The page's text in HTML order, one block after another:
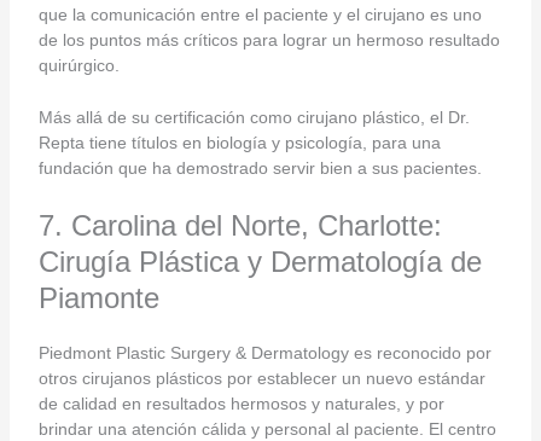
que la comunicación entre el paciente y el cirujano es uno
de los puntos más críticos para lograr un hermoso resultado
quirúrgico.
Más allá de su certificación como cirujano plástico, el Dr.
Repta tiene títulos en biología y psicología, para una
fundación que ha demostrado servir bien a sus pacientes.
7. Carolina del Norte, Charlotte:
Cirugía Plástica y Dermatología de
Piamonte
Piedmont Plastic Surgery & Dermatology es reconocido por
otros cirujanos plásticos por establecer un nuevo estándar
de calidad en resultados hermosos y naturales, y por
brindar una atención cálida y personal al paciente. El centro